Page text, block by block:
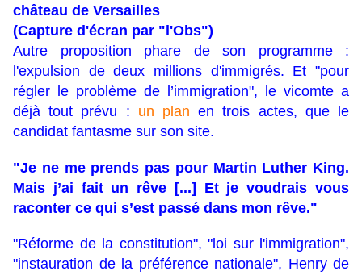
château de Versailles
(Capture d'écran par "l'Obs")
Autre proposition phare de son programme :
l'expulsion de deux millions d'immigrés. Et "pour
régler le problème de l’immigration", le vicomte a
déjà tout prévu : un plan en trois actes, que le
candidat fantasme sur son site.
"Je ne me prends pas pour Martin Luther King.
Mais j’ai fait un rêve [...] Et je voudrais vous
raconter ce qui s’est passé dans mon rêve."
"Réforme de la constitution", "loi sur l'immigration",
"instauration de la préférence nationale", Henry de